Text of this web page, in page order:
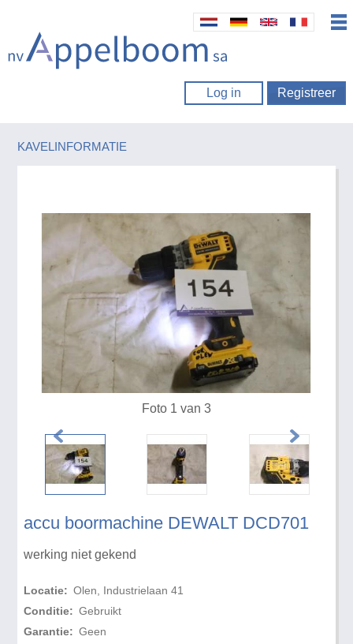
Log in Registreer
KAVELINFORMATIE
accu boormachine DEWALT DCD701
werking niet gekend
Locatie: Olen, Industrielaan 41
Conditie: Gebruikt
Garantie: Geen
Foto 1 van 3